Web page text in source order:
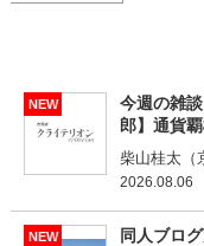
NEW
今週の雑
郎】通貨
柴山桂太（
2026.08.06
NEW
同人ブロ